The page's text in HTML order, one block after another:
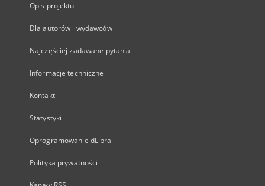
Opis projektu
Dla autorów i wydawców
Najczęściej zadawane pytania
Informacje techniczne
Kontakt
Statystyki
Oprogramowanie dLibra
Polityka prywatności